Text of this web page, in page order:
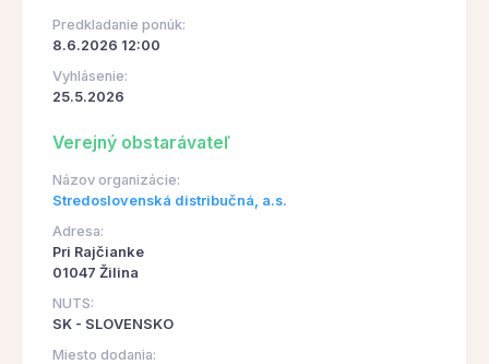
Predkladanie ponúk:
8.6.2026 12:00
Vyhlásenie:
25.5.2026
Verejný obstarávateľ
Názov organizácie:
Stredoslovenská distribučná, a.s.
Adresa:
Pri Rajčianke
01047 Žilina
NUTS:
SK - SLOVENSKO
Miesto dodania: